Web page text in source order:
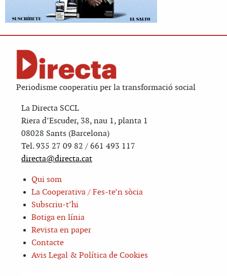
Periodisme cooperatiu per la transformació social
La Directa SCCL
Riera d’Escuder, 38, nau 1, planta 1
08028 Sants (Barcelona)
Tel. 935 27 09 82 / 661 493 117
directa@directa.cat
Qui som
La Cooperativa / Fes-te’n sòcia
Subscriu-t’hi
Botiga en línia
Revista en paper
Contacte
Avis Legal & Política de Cookies